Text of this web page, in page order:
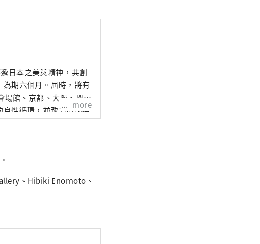
日本之美與精神，共創
期六個月。屆時，將有
場館、京都、大阪、關西
性循環，並致力於創造
more
、Hibiki Enomoto、